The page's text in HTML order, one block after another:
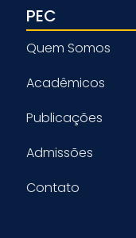
PEC
Quem Somos
Acadêmicos
Publicações
Admissões
Contato